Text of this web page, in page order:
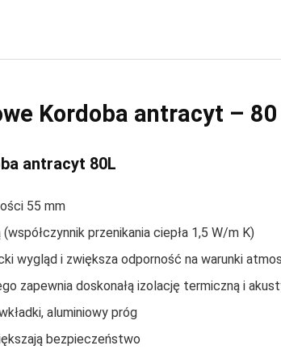
Kordoba antracyt –
antracyt 80L
55 mm
przenikania ciepła 1,5 W/m K)
wygląd i zwiększa odporność na warunki
zapewnia doskonałą izolację termiczną i
aluminiowy próg
bezpieczeństwo